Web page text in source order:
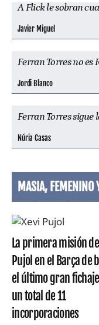
A Flick le sobran
Javier Miguel
Ferran Torres no es
Jordi Blanco
Ferran Torres sigue
Núria Casas
MASIA, FEMENINO
La primera misión
Pujol en el Barça de
el último gran
un total de 11
incorporaciones